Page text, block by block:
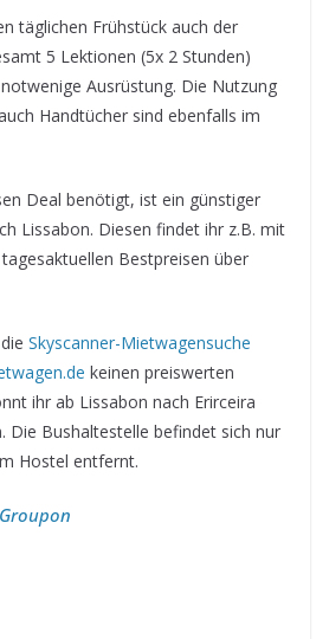
täglichen Frühstück auch der
5 Lektionen (5x 2 Stunden)
Ausrüstung. Die Nutzung
Handtücher sind ebenfalls im
Deal benötigt, ist ein günstiger
Lissabon. Diesen findet ihr z.B. mit
Bestpreisen über
Skyscanner-Mietwagensuche
keinen preiswerten
ihr ab Lissabon nach Erirceira
Die Bushaltestelle befindet sich nur
Hostel entfernt.